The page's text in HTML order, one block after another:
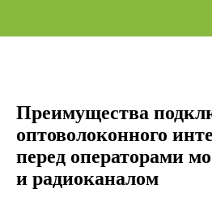
Преимущества
оптоволоконного
перед операторами
и радиоканалом